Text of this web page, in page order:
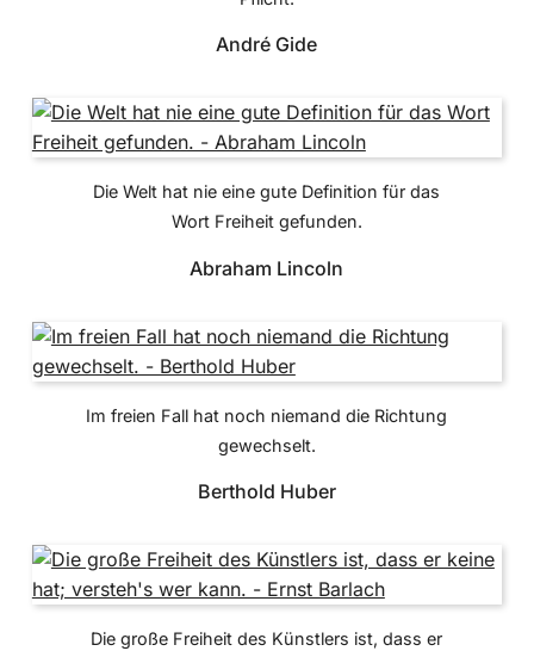
André Gide
Die Welt hat nie eine gute Definition für das
Wort Freiheit gefunden.
Abraham Lincoln
Im freien Fall hat noch niemand die Richtung
gewechselt.
Berthold Huber
Die große Freiheit des Künstlers ist, dass er